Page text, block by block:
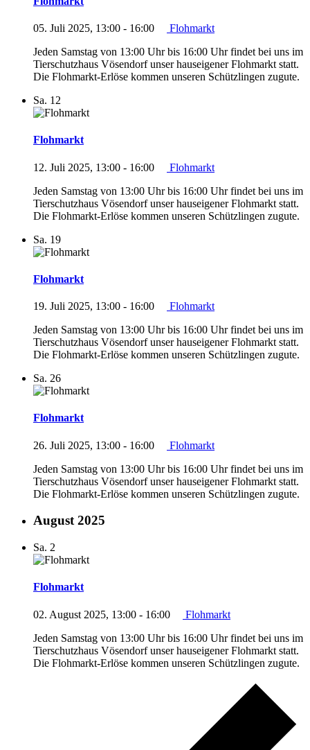
05. Juli 2025, 13:00 - 16:00
Flohmarkt
Jeden Samstag von 13:00 Uhr bis 16:00 Uhr findet bei uns im
Tierschutzhaus Vösendorf unser hauseigener Flohmarkt statt.
Die Flohmarkt-Erlöse kommen unseren Schützlingen zugute.
Sa. 12
Flohmarkt
12. Juli 2025, 13:00 - 16:00
Flohmarkt
Jeden Samstag von 13:00 Uhr bis 16:00 Uhr findet bei uns im
Tierschutzhaus Vösendorf unser hauseigener Flohmarkt statt.
Die Flohmarkt-Erlöse kommen unseren Schützlingen zugute.
Sa. 19
Flohmarkt
19. Juli 2025, 13:00 - 16:00
Flohmarkt
Jeden Samstag von 13:00 Uhr bis 16:00 Uhr findet bei uns im
Tierschutzhaus Vösendorf unser hauseigener Flohmarkt statt.
Die Flohmarkt-Erlöse kommen unseren Schützlingen zugute.
Sa. 26
Flohmarkt
26. Juli 2025, 13:00 - 16:00
Flohmarkt
Jeden Samstag von 13:00 Uhr bis 16:00 Uhr findet bei uns im
Tierschutzhaus Vösendorf unser hauseigener Flohmarkt statt.
Die Flohmarkt-Erlöse kommen unseren Schützlingen zugute.
August 2025
Sa. 2
Flohmarkt
02. August 2025, 13:00 - 16:00
Flohmarkt
Jeden Samstag von 13:00 Uhr bis 16:00 Uhr findet bei uns im
Tierschutzhaus Vösendorf unser hauseigener Flohmarkt statt.
Die Flohmarkt-Erlöse kommen unseren Schützlingen zugute.